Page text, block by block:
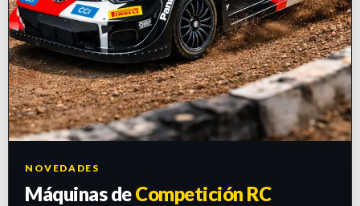
NOVEDADES
Máquinas deCompetición RC